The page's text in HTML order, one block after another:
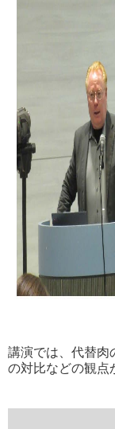
講演では、代替肉
の対比などの観点